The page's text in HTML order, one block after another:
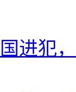
进犯